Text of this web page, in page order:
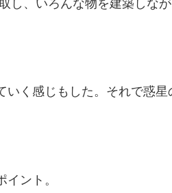
し、いろんな物を建築しな
く感じもした。それで惑星
ント。